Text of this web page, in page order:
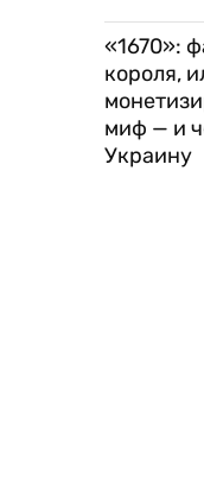
«1670»:
короля,
миф — и
Украину